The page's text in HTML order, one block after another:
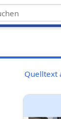
Quelltext